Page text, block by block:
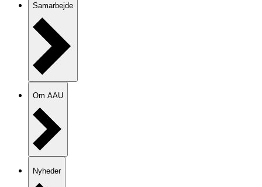
Samarbejde
Om AAU
Nyheder